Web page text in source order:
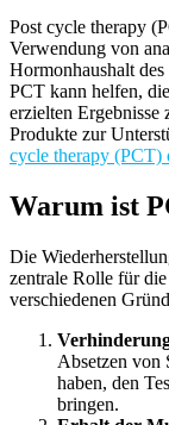
Post cycle therapy
Verwendung von
Hormonhaushalt
PCT kann helfen,
erzielten Ergebnisse
Produkte zur
cycle therapy (PCT)
Warum ist
Die
zentrale Rolle für
verschiedenen
Absetzen von
haben, den
bringen.